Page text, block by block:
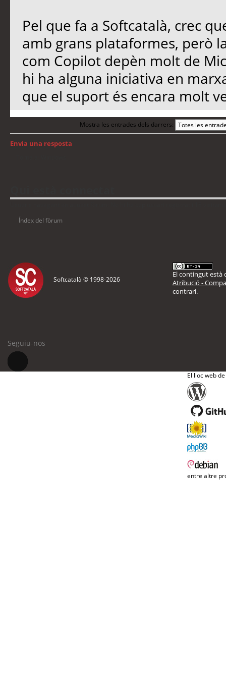
Pel que fa a Softcatalà, crec
amb grans plataformes, però
com Copilot depèn molt de
hi ha alguna iniciativa en
que el suport és encara molt
Mostra les entrades dels darrers:
Envia una resposta
Índex del fòrum
Softcatalà © 1998-2026
El contingut està
Atribució -
contrari.
Seguiu-nos
El lloc web
entre altre